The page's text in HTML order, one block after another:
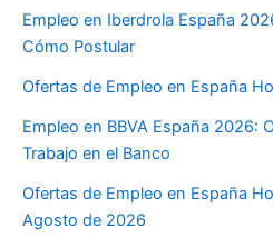
Empleo en Iberdrola España
Cómo Postular
Ofertas de Empleo en España
Empleo en BBVA España 2026:
Trabajo en el Banco
Ofertas de Empleo en España
Agosto de 2026